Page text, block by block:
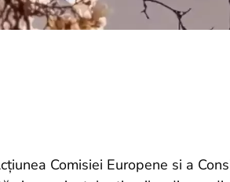
Comisiei Europene si a